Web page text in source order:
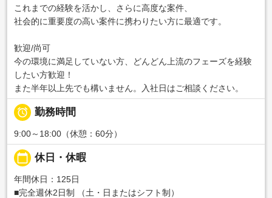
これまでの経験を活かし、さらに高度な案件、
社会的に重要度の高い案件に携わりたい方に最適です。
歓迎/尚可
今の環境に満足していない方、どんどん上流のフェーズを経験
したい方歓迎！
また半年以上先でも構いません。入社日はご相談ください。
 勤務時間
9:00～18:00（休憩：60分）
calendar_today 休日・休暇
年間休日：125日
■完全週休2日制 （土・日またはシフト制）